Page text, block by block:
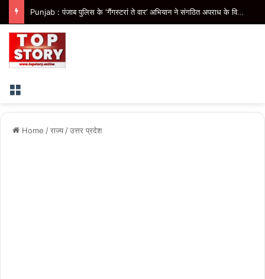
Punjab : पंजाब पुलिस के ‘गैंगस्टरां ते वार’ अभियान ने संगठित अपराध के विरुद्ध निरंतर कार्रवाई के 200 दिन पूरे किए
Menu
Home /राज्य /उत्तर प्रदेश